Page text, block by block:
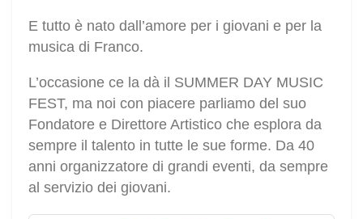
E tutto è nato dall’amore per i giovani e per la
musica di Franco.
L’occasione ce la dà il SUMMER DAY MUSIC
FEST, ma noi con piacere parliamo del suo
Fondatore e Direttore Artistico che esplora da
sempre il talento in tutte le sue forme. Da 40
anni organizzatore di grandi eventi, da sempre
al servizio dei giovani.